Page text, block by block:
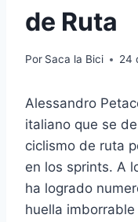
de Ruta
Por Saca la Bici 24
Alessandro
italiano que se
ciclismo de ruta
en los sprints. A
ha logrado
huella